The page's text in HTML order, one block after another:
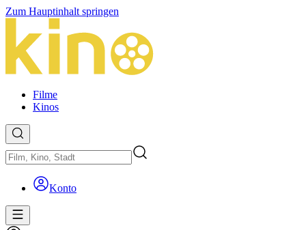
Zum Hauptinhalt springen
Filme
Kinos
Konto